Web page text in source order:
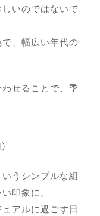
いのではないで
、幅広い年代の
せることで、季
うシンプルな組
印象に。
アルに過ごす日